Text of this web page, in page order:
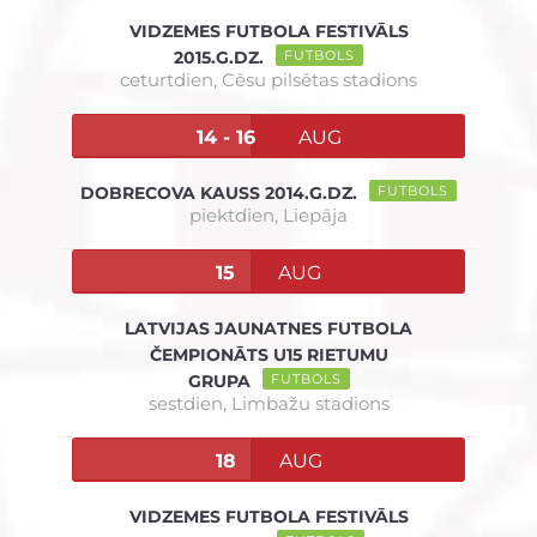
VIDZEMES FUTBOLA FESTIVĀLS
2015.G.DZ.
FUTBOLS
ceturtdien, Cēsu pilsētas stadions
14 - 16 AUG
DOBRECOVA KAUSS 2014.G.DZ. FUTBOLS
piektdien, Liepāja
15 AUG
LATVIJAS JAUNATNES FUTBOLA
ČEMPIONĀTS U15 RIETUMU
GRUPA
FUTBOLS
sestdien, Limbažu stadions
18 AUG
VIDZEMES FUTBOLA FESTIVĀLS